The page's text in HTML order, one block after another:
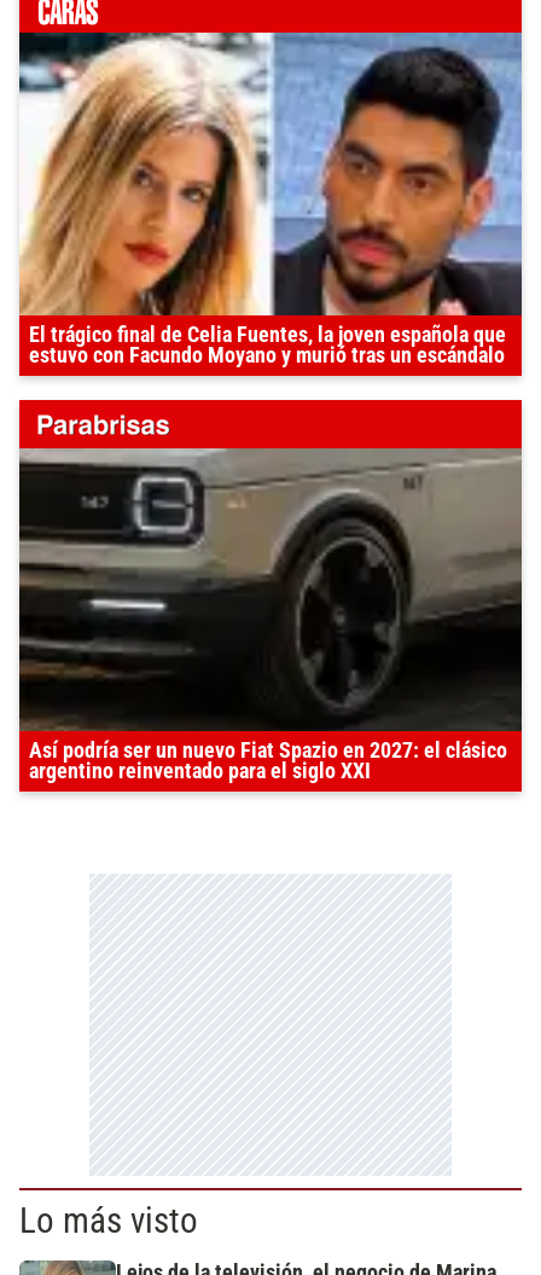
El trágico final de Celia Fuentes, la joven española que
estuvo con Facundo Moyano y murió tras un escándalo
Así podría ser un nuevo Fiat Spazio en 2027: el clásico
argentino reinventado para el siglo XXI
Lo más visto